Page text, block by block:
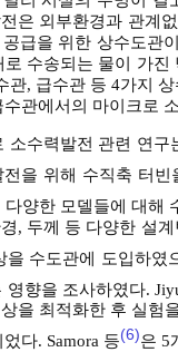
은 외부환경과 관계
급을 위한 상수도관
수송되는 물이 가
, 급수관 등 4가지
관에서의 마이크로
수력발전 관련 연
전을 위해 수직축 터
양한 모델들에 대해
, 두께 등 다양한 설
을 수도관에 도입하
향을 조사하였다.
을 최적화한 후 실
다. Samora 등(6)은 5